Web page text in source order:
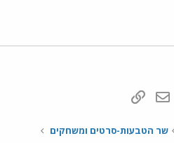
WhatsAppדואר אלקטרוני
שר הטבעות-סרטים ומשחקים